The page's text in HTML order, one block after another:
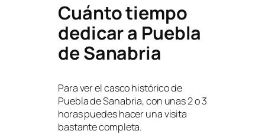
Cuánto tiempo
dedicar a Puebla
de Sanabria
Para ver el casco histórico de
Puebla de Sanabria, con unas 2 o 3
horas puedes hacer una visita
bastante completa.